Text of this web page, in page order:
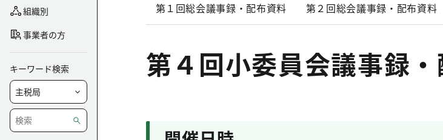
組織別
事業者の方
キーワード検索
第１回総会議事録・配布資料 第２回総会議事録・配布資料
第４回小委員会議事録